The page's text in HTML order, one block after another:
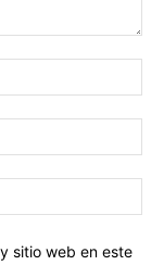
sitio web en este